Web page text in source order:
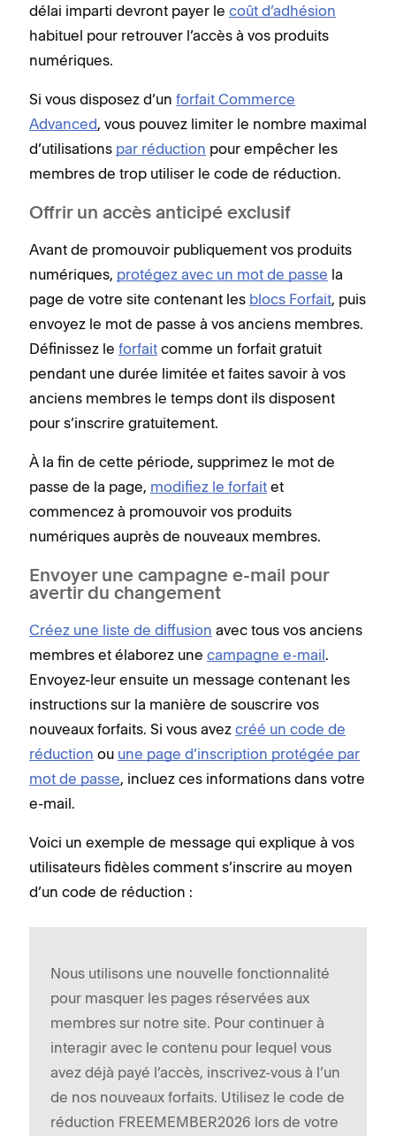
délai imparti devront payer le coût d’adhésion
habituel pour retrouver l’accès à vos produits
numériques.
Si vous disposez d’un forfait Commerce
Advanced, vous pouvez limiter le nombre maximal
d’utilisations par réduction pour empêcher les
membres de trop utiliser le code de réduction.
Offrir un accès anticipé exclusif
Avant de promouvoir publiquement vos produits
numériques, protégez avec un mot de passe la
page de votre site contenant les blocs Forfait, puis
envoyez le mot de passe à vos anciens membres.
Définissez le forfait comme un forfait gratuit
pendant une durée limitée et faites savoir à vos
anciens membres le temps dont ils disposent
pour s’inscrire gratuitement.
À la fin de cette période, supprimez le mot de
passe de la page, modifiez le forfait et
commencez à promouvoir vos produits
numériques auprès de nouveaux membres.
Envoyer une campagne e-mail pour
avertir du changement
Créez une liste de diffusion avec tous vos anciens
membres et élaborez une campagne e-mail.
Envoyez-leur ensuite un message contenant les
instructions sur la manière de souscrire vos
nouveaux forfaits. Si vous avez créé un code de
réduction ou une page d’inscription protégée par
mot de passe, incluez ces informations dans votre
e-mail.
Voici un exemple de message qui explique à vos
utilisateurs fidèles comment s’inscrire au moyen
d’un code de réduction :
Nous utilisons une nouvelle fonctionnalité
pour masquer les pages réservées aux
membres sur notre site. Pour continuer à
interagir avec le contenu pour lequel vous
avez déjà payé l’accès, inscrivez-vous à l’un
de nos nouveaux forfaits. Utilisez le code de
réduction FREEMEMBER2026 lors de votre